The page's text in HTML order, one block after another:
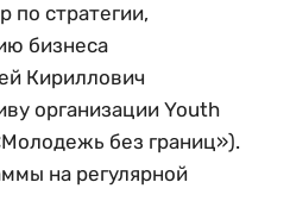
по стратегии,
бизнеса
Кириллович
организации Youth
без границ»).
на регулярной